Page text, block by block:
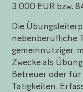
3.000 EUR bzw.
Die
nebenberufliche
gemeinnütziger,
Zwecke als
Betreuer oder
Tätigkeiten.